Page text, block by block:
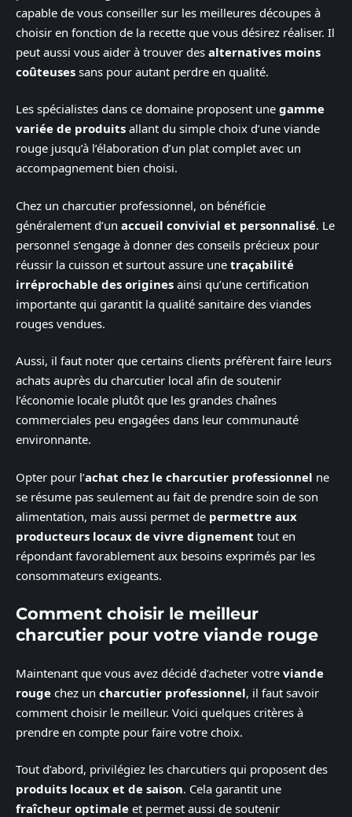
capable de vous conseiller sur les meilleures découpes à
choisir en fonction de la recette que vous désirez réaliser. Il
peut aussi vous aider à trouver des alternatives moins
coûteuses sans pour autant perdre en qualité.
Les spécialistes dans ce domaine proposent une gamme
variée de produits allant du simple choix d’une viande
rouge jusqu’à l’élaboration d’un plat complet avec un
accompagnement bien choisi.
Chez un charcutier professionnel, on bénéficie
généralement d’un accueil convivial et personnalisé. Le
personnel s’engage à donner des conseils précieux pour
réussir la cuisson et surtout assure une traçabilité
irréprochable des origines ainsi qu’une certification
importante qui garantit la qualité sanitaire des viandes
rouges vendues.
Aussi, il faut noter que certains clients préfèrent faire leurs
achats auprès du charcutier local afin de soutenir
l’économie locale plutôt que les grandes chaînes
commerciales peu engagées dans leur communauté
environnante.
Opter pour l’achat chez le charcutier professionnel ne
se résume pas seulement au fait de prendre soin de son
alimentation, mais aussi permet de permettre aux
producteurs locaux de vivre dignement tout en
répondant favorablement aux besoins exprimés par les
consommateurs exigeants.
Comment choisir le meilleur
charcutier pour votre viande rouge
Maintenant que vous avez décidé d’acheter votre viande
rouge chez un charcutier professionnel, il faut savoir
comment choisir le meilleur. Voici quelques critères à
prendre en compte pour faire votre choix.
Tout d’abord, privilégiez les charcutiers qui proposent des
produits locaux et de saison. Cela garantit une
fraîcheur optimale et permet aussi de soutenir